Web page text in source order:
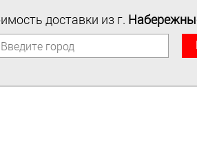
доставки из г.